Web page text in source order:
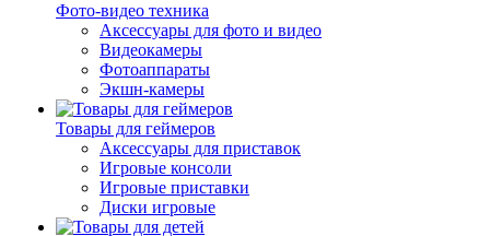
Фото-видео техника
Аксессуары для фото и видео
Видеокамеры
Фотоаппараты
Экшн-камеры
Товары для геймеров
Аксессуары для приставок
Игровые консоли
Игровые приставки
Диски игровые